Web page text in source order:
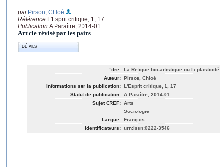
par Pirson, Chloé
Référence L'Esprit critique, 1, 17
Publication A Paraître, 2014-01
Article révisé par les pairs
DÉTAILS
Titre: La Relique bio-artistique ou la
Auteur: Pirson, Chloé
Informations sur la publication: L'Esprit critique, 1, 17
Statut de publication: A Paraître, 2014-01
Sujet CREF: Arts
Sociologie
Langue: Français
Identificateurs: urn:issn:0222-3546